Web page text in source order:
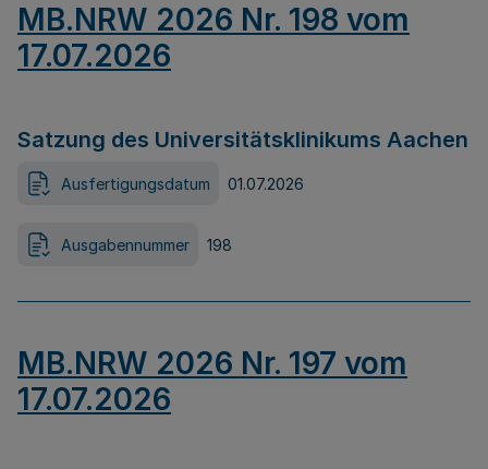
MB.NRW 2026 Nr. 198 vom
17.07.2026
Satzung des Universitätsklinikums Aachen
Ausfertigungsdatum 01.07.2026
Ausgabennummer 198
MB.NRW 2026 Nr. 197 vom
17.07.2026